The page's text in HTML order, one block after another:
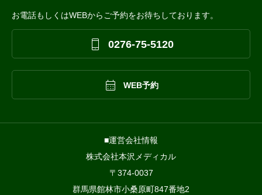
お電話もしくはWEBからご予約をお待ちしております。
 0276-75-5120
 WEB予約
■運営会社情報
株式会社本沢メディカル
〒374-0037
群馬県館林市小桑原町847番地2